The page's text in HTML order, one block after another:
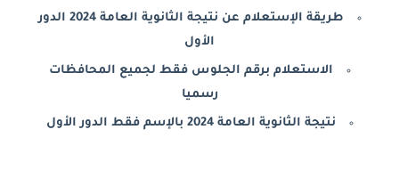
طريقة الإستعلام عن نتيجة الثانوية العامة 2024 الدور
الأول
الاستعلام برقم الجلوس فقط لجميع المحافظات
رسميا
نتيجة الثانوية العامة 2024 بالإسم فقط الدور الأول